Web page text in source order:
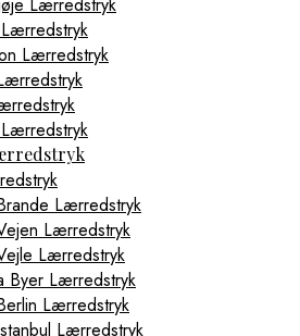
Lærredstryk
Lærredstryk
Lærredstryk
Lærredstryk
Byer Lærredstryk
Lærredstryk
Lærredstryk